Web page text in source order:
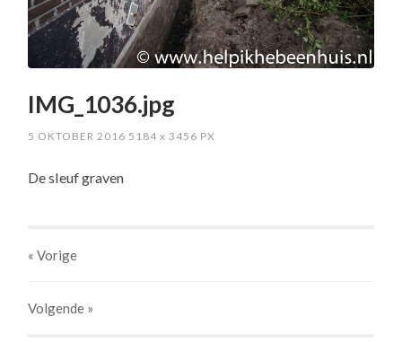
IMG_1036.jpg
5 OKTOBER 2016 5184x 3456 PX
De sleuf graven
« Vorige
Volgende »